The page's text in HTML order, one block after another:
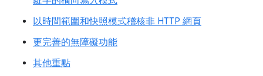
以時間範圍和快照模式稽核非 HTTP 網頁
更完善的無障礙功能
其他重點